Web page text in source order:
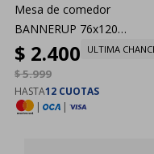
Mesa de comedor
BANNERUP 76x120
blanco/cromo
$ 2.400
$5.999
ULTIMA
HASTA12 CUOTAS
|
|